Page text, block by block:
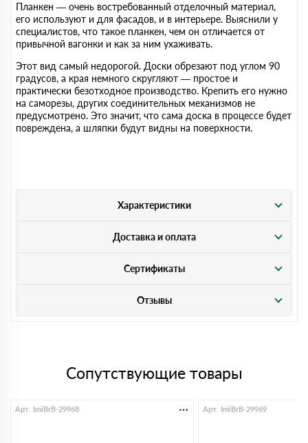
Планкен — очень востребованный отделочный материал,
его используют и для фасадов, и в интерьере. Выяснили у
специалистов, что такое планкен, чем он отличается от
привычной вагонки и как за ним ухаживать.
Этот вид самый недорогой. Доски обрезают под углом 90
градусов, а края немного скругляют — простое и
практически безотходное производство. Крепить его нужно
на саморезы, других соединительных механизмов не
предусмотрено. Это значит, что сама доска в процессе будет
повреждена, а шляпки будут видны на поверхности.
Характеристики
Доставка и оплата
Сертификаты
Отзывы
Сопутствующие товары
Арт. ImiBrB-29968 Арт. ImiBrB-29969